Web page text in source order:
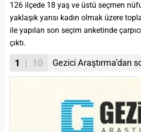
126 ilçede 18 yaş ve üstü seçmen
yaklaşık yarısı kadın olmak üzere
ile yapılan son seçim anketinde
çıktı.
1 | 10 Gezici Araştırma’dan